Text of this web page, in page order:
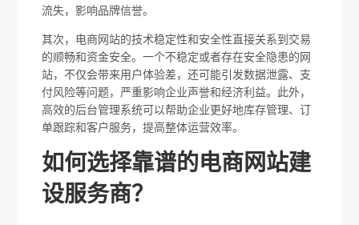
流失，影响品牌信誉。
其次，电商网站的技术稳定性和安全性直接关系到交易
的顺畅和资金安全。一个不稳定或者存在安全隐患的网
站，不仅会带来用户体验差，还可能引发数据泄露、支
付风险等问题，严重影响企业声誉和经济利益。此外，
高效的后台管理系统可以帮助企业更好地库存管理、订
单跟踪和客户服务，提高整体运营效率。
如何选择靠谱的电商网站建
设服务商？